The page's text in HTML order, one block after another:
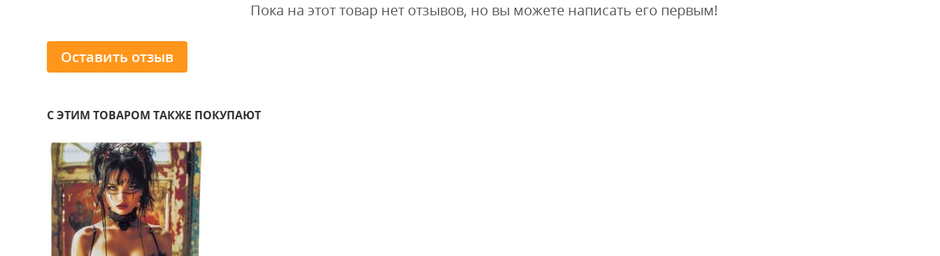
Пока на этот товар нет отзывов, но вы можете написать его первым!
Оставить отзыв
С ЭТИМ ТОВАРОМ ТАКЖЕ ПОКУПАЮТ